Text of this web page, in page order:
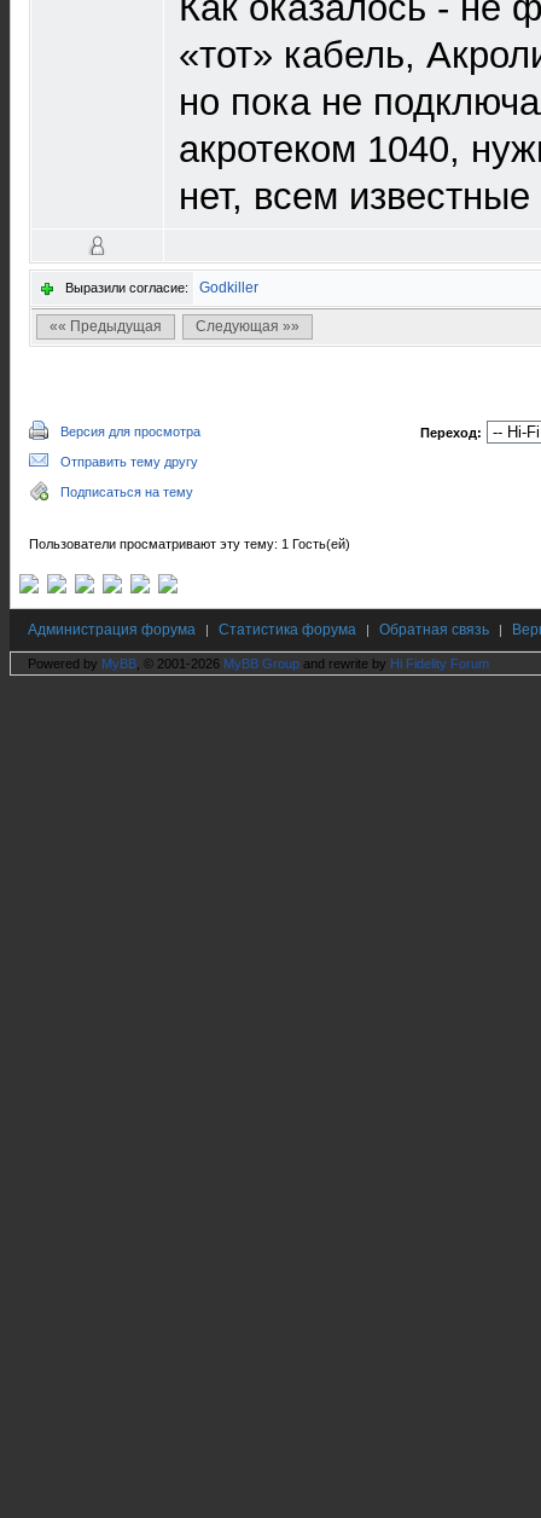
«тот» кабель,
но пока не
акротеком 1040,
нет, всем
Выразили согласие: Godkiller
«« Предыдущая Следующая »»
Версия для просмотра
Отправить тему другу
Подписаться на тему
Переход:
Пользователи просматривают эту тему: 1 Гость(ей)
Администрация форума | Статистика форума | Обратная связь |
Powered by MyBB , © 2001-2026 MyBB Group and rewrite by Hi Fidelity Forum